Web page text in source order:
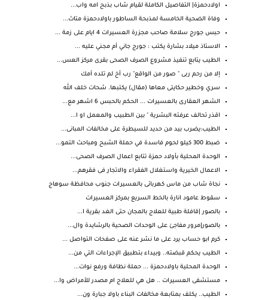
اولادحمزة| التفاصيل الكاملة لقيام شاب بذبح امه واب...
وفاة الضحية الخامسة لمذبحة الساطور باولادحمزة متاث...
حبس جورج سلامة صاحب مجزرة العسيرات 4 ايام على زمة ...
الاستاذ ميلاد بشارة يكتب : جورج جاني أم مجني عليه ...
الطيب يتابع تنفيذ مشروع الصرف الصحى بقرى مركز العس...
إلا من رحم ربى " صور من الواقع" رب أخ لم تلده أمك
سري وخطير حكايتى معاها (مقال) يكتبها. شحات خلف الله
الشهر العقارى بالعسيرات ... الحكم بالحبس 6 اشهر مع...
اقذر تحالف عرفته البشرية " بين الطبيب والمعمل او ا...
الطيب:يضرب بيد من حديد للسيطرة على مخالفات المبانى...
ضبط 300 كيلو لحوم فاسدة في حملة الشبح ومباحث التمو...
الوحدة المحلية بأولاد حمزة تتابع اعمال الصرف الصحى...
الاعمال الخيرية واستغلال الفقراء والاتجار فى فقرهم...
نجاة شاب من ماس كهربائى بالعسيرات جنوب محافظة سوهاج
سقوط عامود انارة بالخط السريع بمركز العسيرات
بالصور |قافلة طبية للعلاج بالمجان حتى الغد بقرية ا...
بالصور|مرور مفاجئ على الوحدات الصحية بالرشايدة وال...
كرم ابو حساب يرد على ما نشر عنه على صفحات التواصل ...
الطيب يحكم قبضته.. وبيداء بتطبيق الإجراءات التي من...
الوحدة المحلية باولادحمزة ... حملة نظافة ورفع نوات...
مستشفى العسيرات .. هل هي للعلاج ام مصدر للأمراض وا...
الطيب.. يكلف بمتابعة مخالفات البناء باولا جبارة ون...